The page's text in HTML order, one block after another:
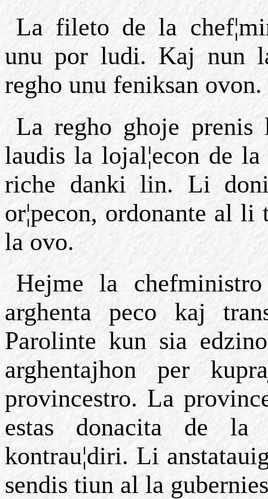
La fileto de la
unu por ludi. Kaj nun
regho unu feniksan ovon.
La regho ghoje
laudis la lojal¦econ de
riche danki lin. Li
or¦pecon, ordonante al
la ovo.
Hejme la
arghenta peco kaj
Parolinte kun sia
arghentajhon per
provincestro. La
estas donacita de
kontrau¦diri. Li
sendis tiun al la